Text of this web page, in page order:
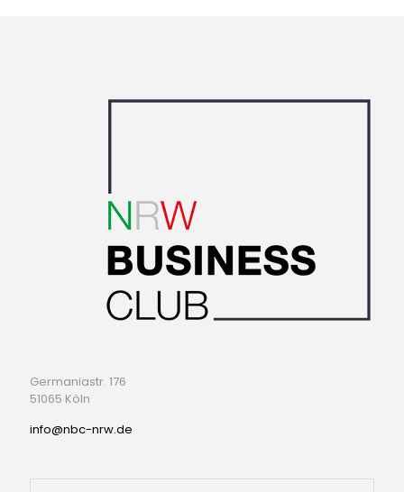
Germaniastr. 176
51065 Köln
info@nbc-nrw.de